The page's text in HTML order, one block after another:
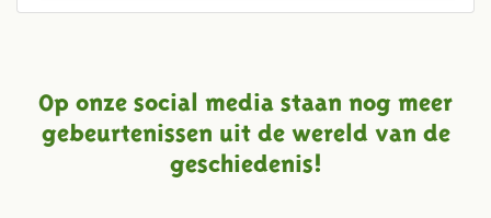
Op onze social media staan nog meer
gebeurtenissen uit de wereld van de
geschiedenis!